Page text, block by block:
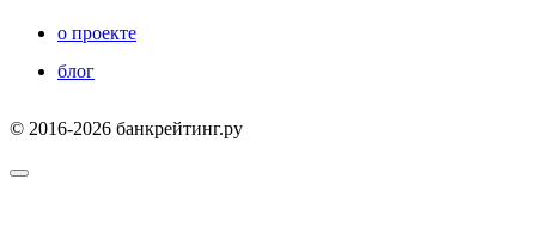
о проекте
блог
© 2016-2026 банкрейтинг.ру